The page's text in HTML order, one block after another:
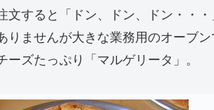
文すると「ドン、ドン、ドン・・
りませんが大きな業務用のオーブン
ーズたっぷり「マルゲリータ」。